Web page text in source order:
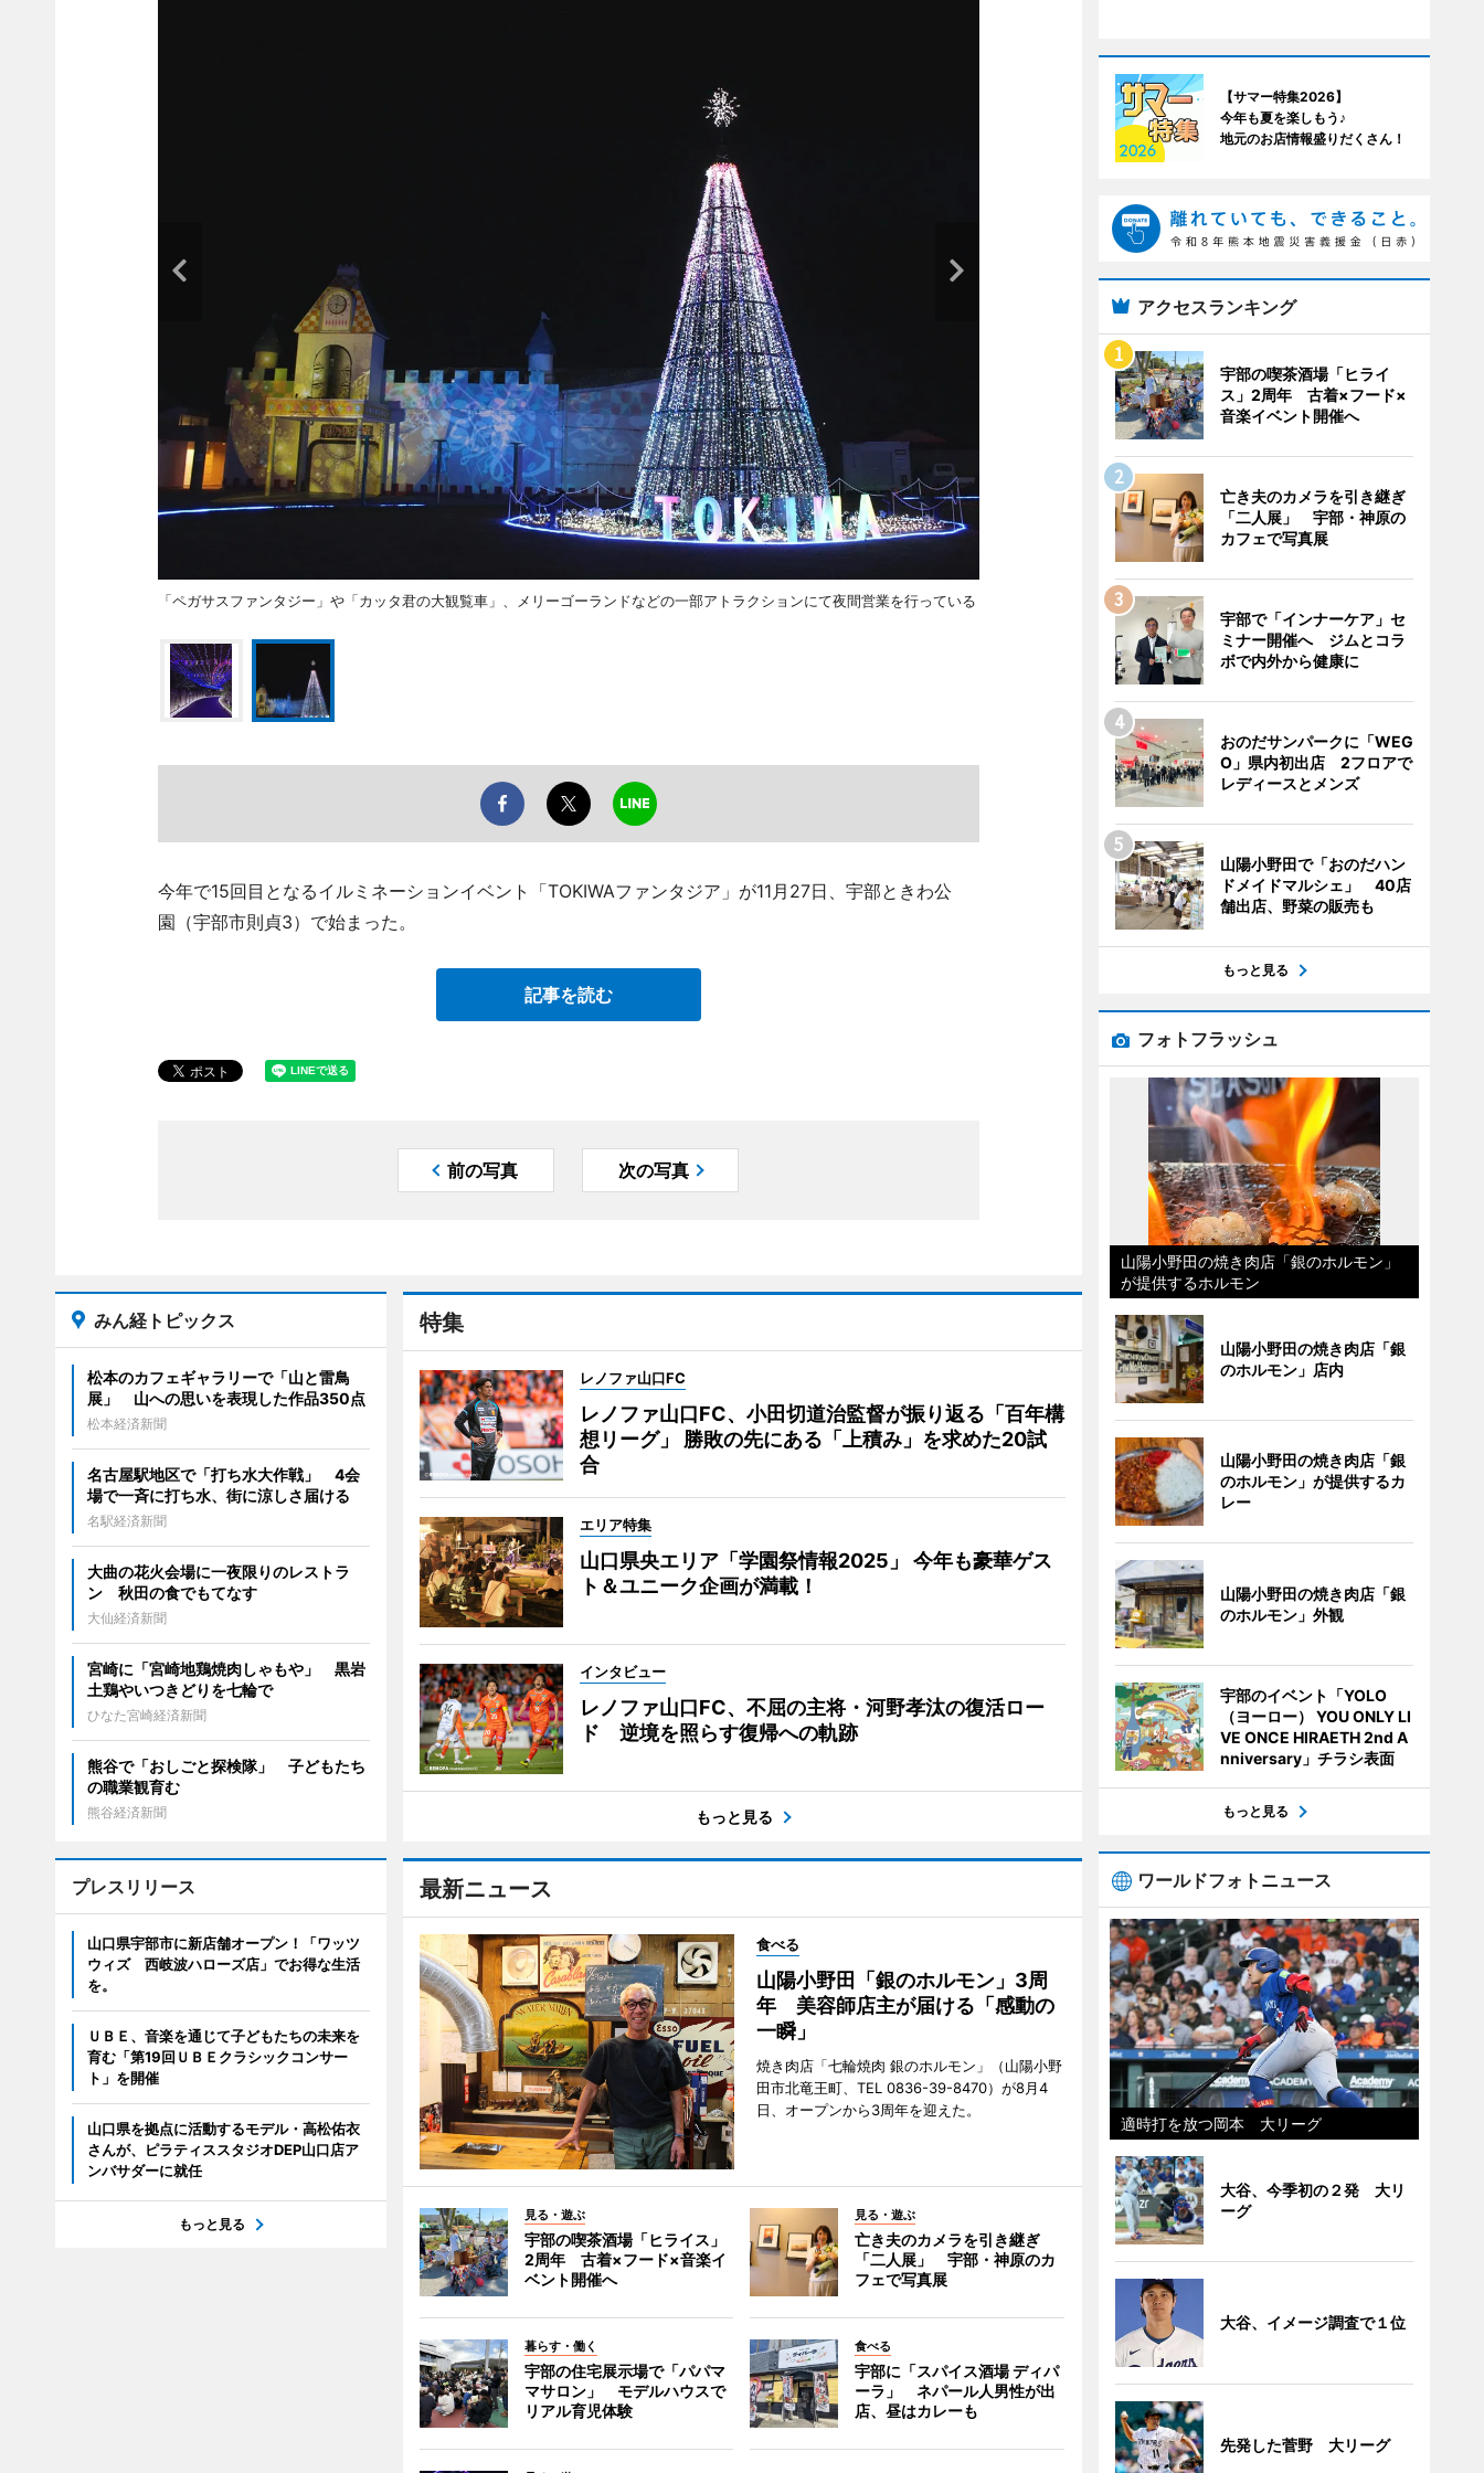
「ペガサスファンタジー」や「カッタ君の大観覧車」、メリーゴーランドなどの一部アトラクションにて夜間営業を行っている
今年で15回目となるイルミネーションイベント「TOKIWAファンタジア」が11月27日、宇部ときわ公
園（宇部市則貞3）で始まった。
記事を読む
前の写真 次の写真
特集
レノファ山口FC
レノファ山口FC、小田切道治監督が振り返る「百年構
想リーグ」 勝敗の先にある「上積み」を求めた20試
合
エリア特集
山口県央エリア「学園祭情報2025」 今年も豪華ゲス
ト＆ユニーク企画が満載！
インタビュー
レノファ山口FC、不屈の主将・河野孝汰の復活ロー
ド 逆境を照らす復帰への軌跡
もっと見る
最新ニュース
食べる
山陽小野田「銀のホルモン」3周
年 美容師店主が届ける「感動の
一瞬」
焼き肉店「七輪焼肉 銀のホルモン」（山陽小野
田市北竜王町、TEL 0836-39-8470）が8月4
日、オープンから3周年を迎えた。
見る・遊ぶ
宇部の喫茶酒場「ヒライス」
2周年 古着×フード×音楽イ
ベント開催へ
見る・遊ぶ
亡き夫のカメラを引き継ぎ
「二人展」 宇部・神原のカ
フェで写真展
暮らす・働く
宇部の住宅展示場で「パパマ
マサロン」 モデルハウスで
リアル育児体験
食べる
宇部に「スパイス酒場 ディパ
ーラ」 ネパール人男性が出
店、昼はカレーも
みん経トピックス
松本のカフェギャラリーで「山と雷鳥
展」 山への思いを表現した作品350点
松本経済新聞
名古屋駅地区で「打ち水大作戦」 4会
場で一斉に打ち水、街に涼しさ届ける
名駅経済新聞
大曲の花火会場に一夜限りのレストラ
ン 秋田の食でもてなす
大仙経済新聞
宮崎に「宮崎地鶏焼肉しゃもや」 黒岩
土鶏やいつきどりを七輪で
ひなた宮崎経済新聞
熊谷で「おしごと探検隊」 子どもたち
の職業観育む
熊谷経済新聞
プレスリリース
山口県宇部市に新店舗オープン！「ワッツ
ウィズ 西岐波ハローズ店」でお得な生活
を。
ＵＢＥ、音楽を通じて子どもたちの未来を
育む「第19回ＵＢＥクラシックコンサー
ト」を開催
山口県を拠点に活動するモデル・高松佑衣
さんが、ピラティススタジオDEP山口店ア
ンバサダーに就任
もっと見る
【サマー特集2026】
今年も夏を楽しもう♪
地元のお店情報盛りだくさん！
アクセスランキング
宇部の喫茶酒場「ヒライ
ス」2周年 古着×フード×
音楽イベント開催へ
亡き夫のカメラを引き継ぎ
「二人展」 宇部・神原の
カフェで写真展
宇部で「インナーケア」セ
ミナー開催へ ジムとコラ
ボで内外から健康に
おのだサンパークに「WEG
O」県内初出店 2フロアで
レディースとメンズ
山陽小野田で「おのだハン
ドメイドマルシェ」 40店
舗出店、野菜の販売も
もっと見る
フォトフラッシュ
山陽小野田の焼き肉店「銀のホルモン」
が提供するホルモン
山陽小野田の焼き肉店「銀
のホルモン」店内
山陽小野田の焼き肉店「銀
のホルモン」が提供するカ
レー
山陽小野田の焼き肉店「銀
のホルモン」外観
宇部のイベント「YOLO
（ヨーロー） YOU ONLY LI
VE ONCE HIRAETH 2nd A
nniversary」チラシ表面
もっと見る
ワールドフォトニュース
適時打を放つ岡本 大リーグ
大谷、今季初の２発 大リ
ーグ
大谷、イメージ調査で１位
先発した菅野 大リーグ